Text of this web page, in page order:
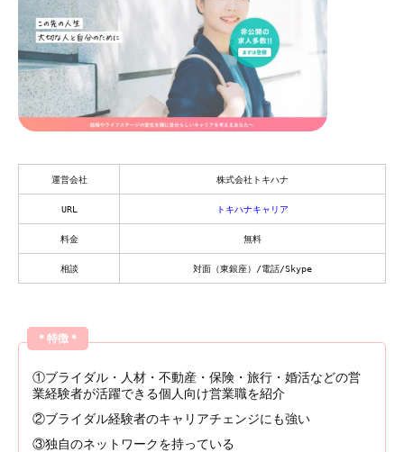
運営会社 株式会社トキハナ
URL トキハナキャリア
料金 無料
相談 対面（東銀座）/電話/Skype
＊特徴＊
①ブライダル・人材・不動産・保険・旅行・婚活などの営
業経験者が活躍できる個人向け営業職を紹介
②ブライダル経験者のキャリアチェンジにも強い
③独自のネットワークを持っている